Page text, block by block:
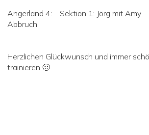
Angerland 4: Sektion 1: Jörg mit Amy
Abbruch
Herzlichen Glückwunsch und immer
trainieren 🙂